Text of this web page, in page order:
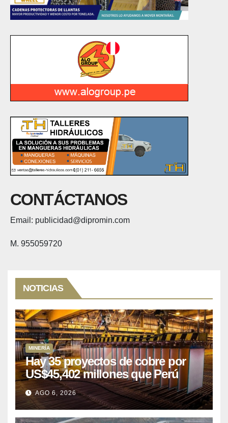
CONTÁCTANOS
Email: publicidad@dipromin.com
M. 955059720
NOTICIAS
MINERÍA
Hay 35 proyectos de cobre por
US$45,402 millones que Perú
puede aprovechar
AGO 6, 2026